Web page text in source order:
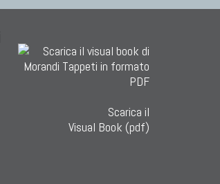
Scarica il
Visual Book (pdf)